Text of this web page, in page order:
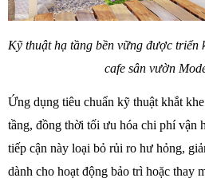
Kỹ thuật hạ tầng bền vững được triển
cafe sân vườn
Ứng dụng tiêu chuẩn kỹ thuật khắt
tầng, đồng thời tối ưu hóa chi phí vận
tiếp cận này loại bỏ rủi ro hư hỏng,
dành cho hoạt động bảo trì hoặc thay